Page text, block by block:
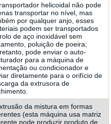
helicoidal não pode
transportar no nível, mas
por qualquer anjo, esses
podem ser transportados
de aço inoxidável sem
poluição de poeira;
pode enviar o auto-
para a máquina de
ou condicionador e
diretamente para o orifício de
da extrusora de
da mistura em formas
(esta máquina usa matriz
pode produzir produto de